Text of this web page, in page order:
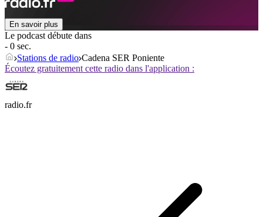
En savoir plus
Le podcast débute dans
- 0 sec.
Stations de radio Cadena SER Poniente
Écoutez gratuitement cette radio dans l'application :
radio.fr